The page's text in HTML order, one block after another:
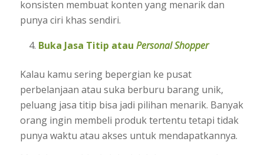
konsisten membuat konten yang menarik dan
punya ciri khas sendiri.
Buka Jasa Titip atau Personal Shopper
Kalau kamu sering bepergian ke pusat
perbelanjaan atau suka berburu barang unik,
peluang jasa titip bisa jadi pilihan menarik. Banyak
orang ingin membeli produk tertentu tetapi tidak
punya waktu atau akses untuk mendapatkannya.